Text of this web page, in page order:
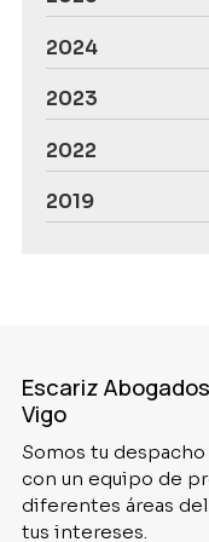
2024
2023
2022
2019
Escariz
Vigo
Somos tu
con un equipo de
diferentes áreas
tus intereses.